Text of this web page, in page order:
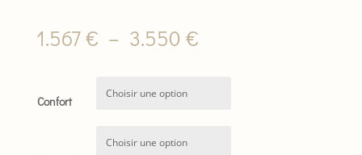
1.567€ – 3.550 €Plage
Confort